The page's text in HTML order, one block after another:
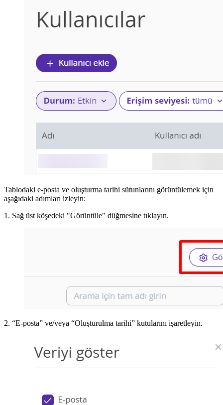
Tablodaki e-posta ve oluşturma tarihi sütunlarını görüntülemek için
aşağıdaki adımları izleyin:
1. Sağ üst köşedeki "Görüntüle" düğmesine tıklayın.
2. “E-posta” ve/veya “Oluşturulma tarihi” kutularını işaretleyin.